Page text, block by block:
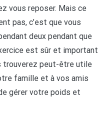
vous reposer. Mais ce
pas, c’est que vous
deux pendant que
est sûr et important
trouverez peut-être utile
famille et à vos amis
gérer votre poids et